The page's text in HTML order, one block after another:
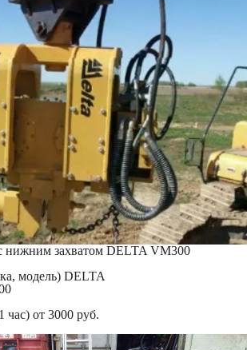
нижним захватом DELTA VM300
модель) DELTA
час) от 3000 руб.